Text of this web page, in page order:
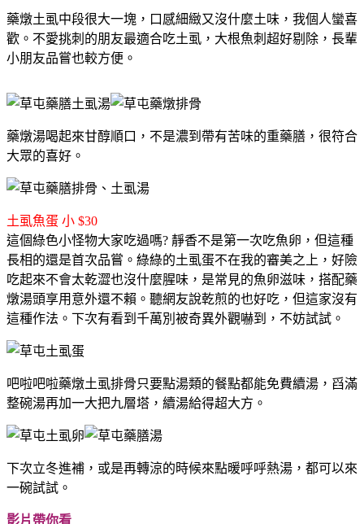
藥燉土虱中段很大一塊，口感細緻又沒什麼土味，我個人蠻喜
歡。不愛挑刺的朋友最適合吃土虱，大根魚刺超好剔除，長輩
小朋友品嘗也較方便。
藥燉湯喝起來甘醇順口，不是濃到帶有苦味的重藥膳，很符合
大眾的喜好。
土虱魚蛋 小 $30
這個綠色小怪物大家吃過嗎? 靜香不是第一次吃魚卵，但這種
長相的還是首次品嘗。綠綠的土虱蛋不在我的審美之上，好險
吃起來不會太乾澀也沒什麼腥味，是常見的魚卵滋味，搭配藥
燉湯頭享用意外還不賴。聽網友說乾煎的也好吃，但這家沒有
這種作法。下次有看到千萬別被奇異外觀嚇到，不妨試試。
吧啦吧啦藥燉土虱排骨只要點湯類的餐點都能免費續湯，舀滿
整碗湯再加一大把九層塔，續湯給得超大方。
下次立冬進補，或是再轉涼的時候來點暖呼呼熱湯，都可以來
一碗試試。
影片帶你看